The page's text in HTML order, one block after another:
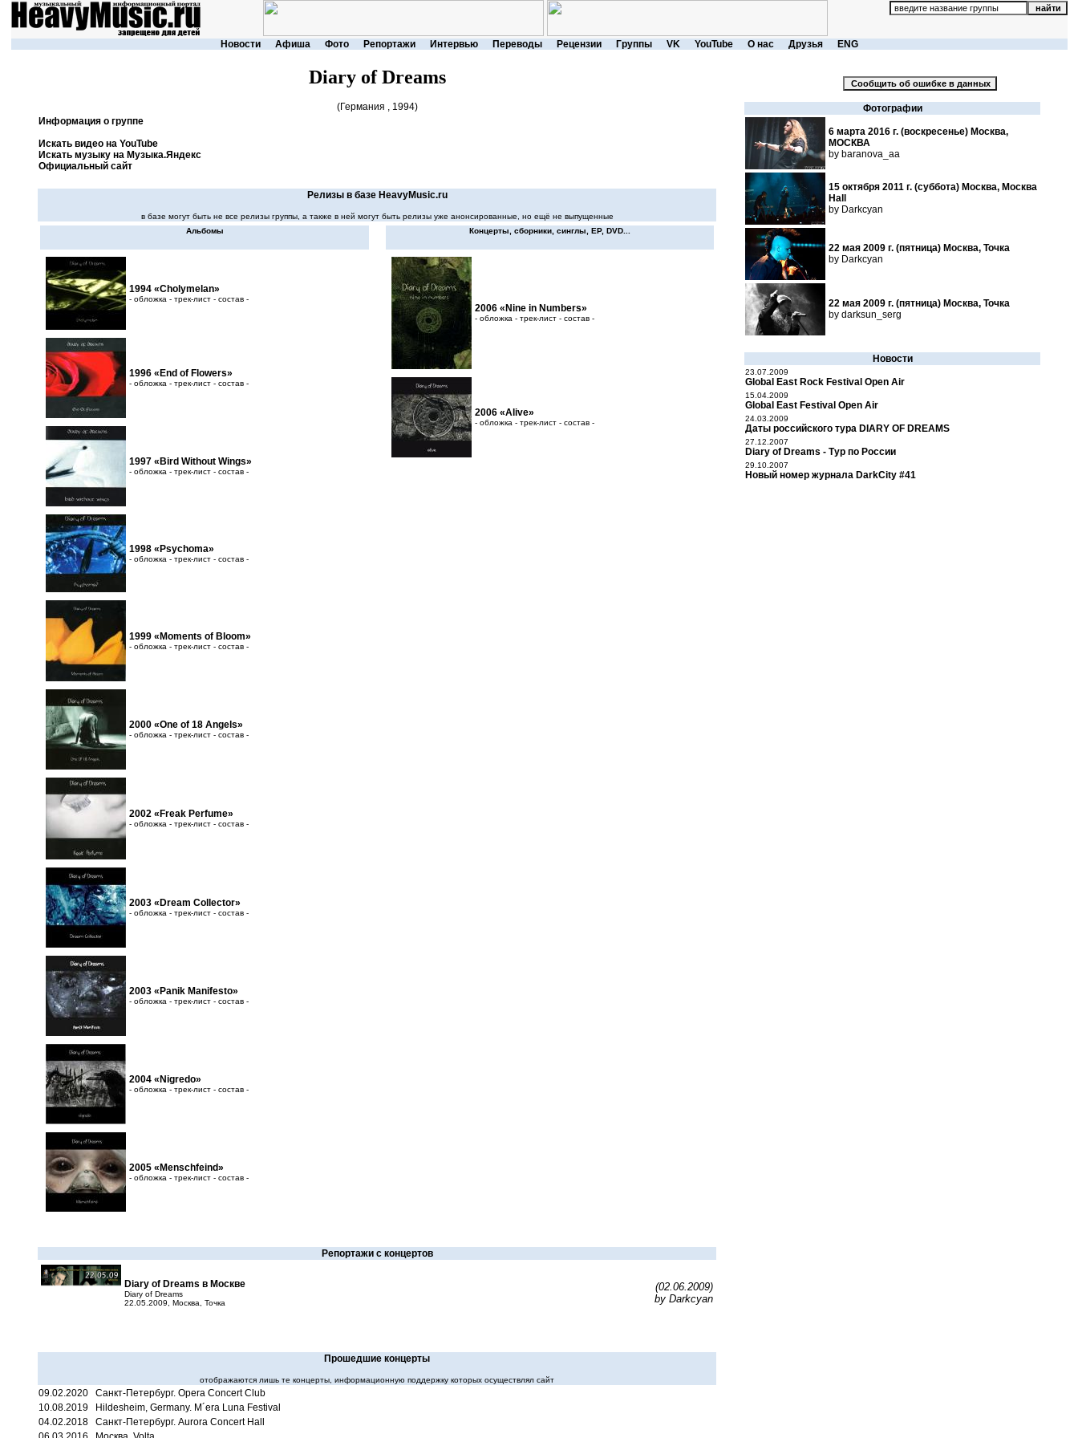
Новости Афиша Фото Репортажи Интервью Переводы Рецензии Группы VK YouTube О нас Друзья ENG
Diary of Dreams
(Германия , 1994)
Информация о группе
Искать видео на YouTube
Искать музыку на Музыка.Яндекс
Официальный сайт
Релизы в базе HeavyMusic.ru
в базе могут быть не все релизы группы, а также в ней могут быть релизы уже анонсированные, но ещё не выпущенные
Альбомы
Концерты, сборники, синглы, EP, DVD...
1994 «Cholymelan»
- обложка - трек-лист - состав -
1996 «End of Flowers»
- обложка - трек-лист - состав -
1997 «Bird Without Wings»
- обложка - трек-лист - состав -
1998 «Psychoma»
- обложка - трек-лист - состав -
1999 «Moments of Bloom»
- обложка - трек-лист - состав -
2000 «One of 18 Angels»
- обложка - трек-лист - состав -
2002 «Freak Perfume»
- обложка - трек-лист - состав -
2003 «Dream Collector»
- обложка - трек-лист - состав -
2003 «Panik Manifesto»
- обложка - трек-лист - состав -
2004 «Nigredo»
- обложка - трек-лист - состав -
2005 «Menschfeind»
- обложка - трек-лист - состав -
2006 «Nine in Numbers»
- обложка - трек-лист - состав -
2006 «Alive»
- обложка - трек-лист - состав -
Репортажи с концертов
Diary of Dreams в Москве
Diary of Dreams
22.05.2009, Москва, Точка
(02.06.2009)
by Darkcyan
Прошедшие концерты
отображаются лишь те концерты, информационную поддержку которых осуществлял сайт
09.02.2020 Санкт-Петербург. Opera Concert Club
10.08.2019 Hildesheim, Germany. M´era Luna Festival
04.02.2018 Санкт-Петербург. Aurora Concert Hall
Фотографии
6 марта 2016 г. (воскресенье) Москва,
МОСКВА
by baranova_aa
15 октября 2011 г. (суббота) Москва, Москва
Hall
by Darkcyan
22 мая 2009 г. (пятница) Москва, Точка
by Darkcyan
22 мая 2009 г. (пятница) Москва, Точка
by darksun_serg
Новости
23.07.2009
Global East Rock Festival Open Air
15.04.2009
Global East Festival Open Air
24.03.2009
Даты российского тура DIARY OF DREAMS
27.12.2007
Diary of Dreams - Тур по России
29.10.2007
Новый номер журнала DarkCity #41